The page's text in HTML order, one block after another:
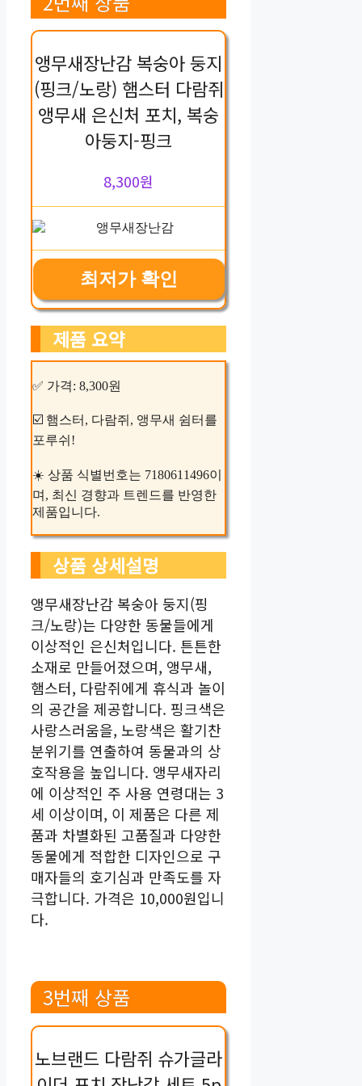
앵무새장난감 복숭아 둥지
(핑크/노랑) 햄스터 다람쥐
앵무새 은신처 포치, 복숭
아둥지-핑크
8,300원
최저가 확인
제품 요약
✅ 가격: 8,300원
☑️ 햄스터, 다람쥐, 앵무새 쉼터를
포루쉬!
☀️ 상품 식별번호는 7180611496이
며, 최신 경향과 트렌드를 반영한
제품입니다.
상품 상세설명
앵무새장난감 복숭아 둥지(핑
크/노랑)는 다양한 동물들에게
이상적인 은신처입니다. 튼튼한
소재로 만들어졌으며, 앵무새,
햄스터, 다람쥐에게 휴식과 놀이
의 공간을 제공합니다. 핑크색은
사랑스러움을, 노랑색은 활기찬
분위기를 연출하여 동물과의 상
호작용을 높입니다. 앵무새자리
에 이상적인 주 사용 연령대는 3
세 이상이며, 이 제품은 다른 제
품과 차별화된 고품질과 다양한
동물에게 적합한 디자인으로 구
매자들의 호기심과 만족도를 자
극합니다. 가격은 10,000원입니
다.
3번째 상품
노브랜드 다람쥐 슈가글라